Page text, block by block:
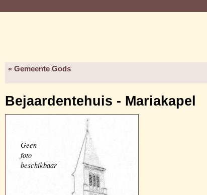
« Gemeente Gods
Bejaardentehuis - Mariakapel
Geen
foto
beschikbaar